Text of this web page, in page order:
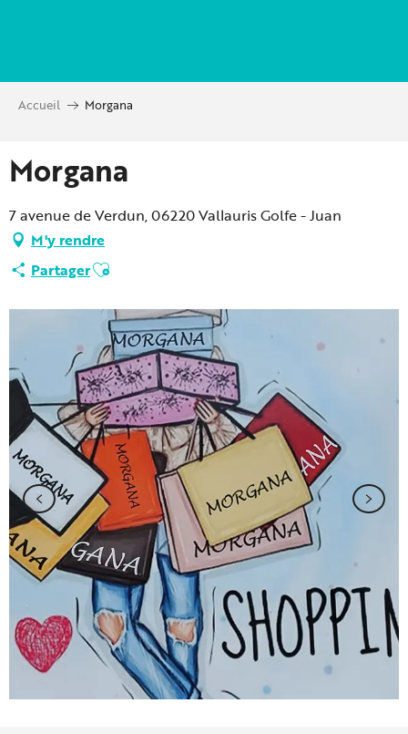
principal
Accueil Morgana
Morgana
7 avenue de Verdun, 06220 Vallauris Golfe - Juan
M'y rendre
PartagerAjouter aux favoris